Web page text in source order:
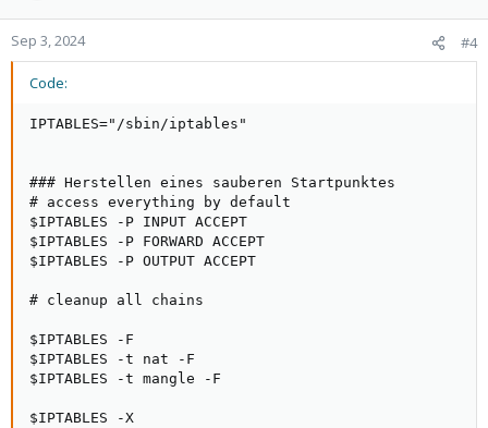
Sep 3, 2024 #4
Code:
IPTABLES="/sbin/iptables"
### Herstellen eines sauberen Startpunktes
# access everything by default
$IPTABLES -P INPUT ACCEPT
$IPTABLES -P FORWARD ACCEPT
$IPTABLES -P OUTPUT ACCEPT
# cleanup all chains
$IPTABLES -F
$IPTABLES -t nat -F
$IPTABLES -t mangle -F
$IPTABLES -X